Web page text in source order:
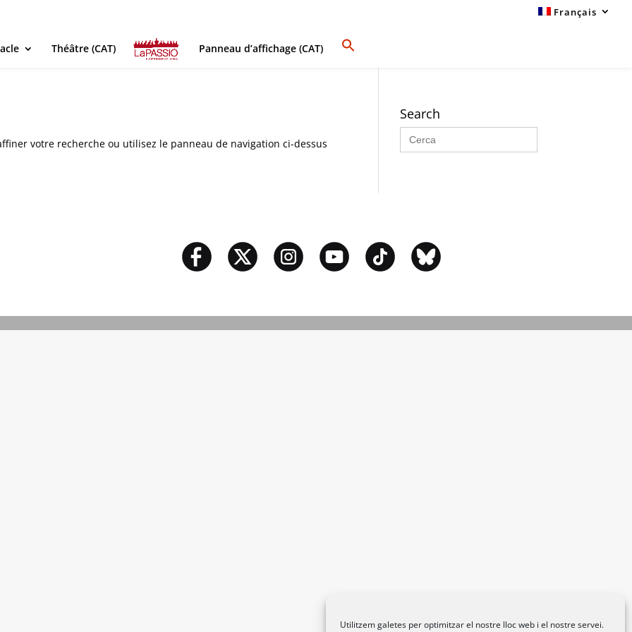
Utilitzem galetes per optimitzar el nostre lloc web i el nostre servei.
Français
Théâtre (CAT) Panneau d’affichage (CAT)
votre recherche ou utilisez le panneau de navigation ci-dessus
Search
Search
for: